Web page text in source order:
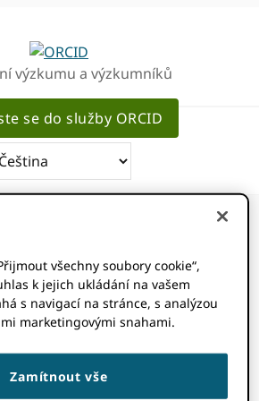
výzkumu a výzkumníků
se do služby ORCID
co
všechny soubory cookie“,
k jejich ukládání na vašem
s navigací na stránce, s analýzou
marketingovými snahami.
Zamítnout vše